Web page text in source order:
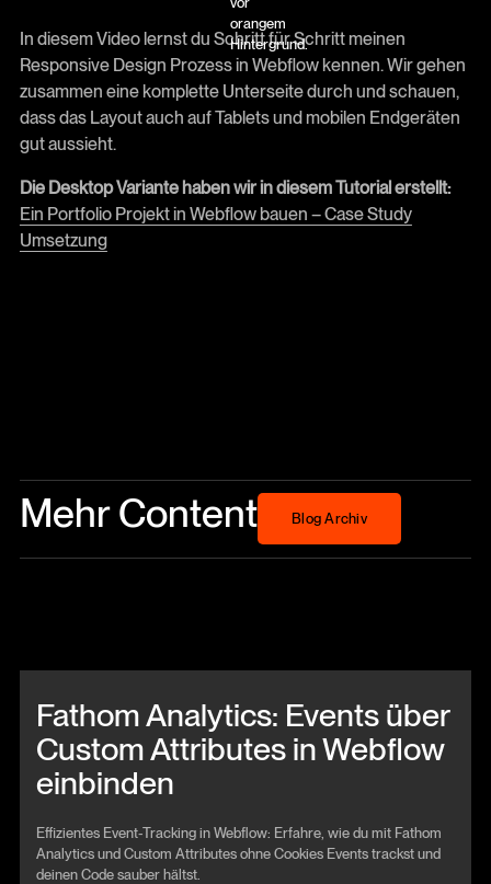
In diesem Video lernst du Schritt für Schritt meinen
Responsive Design Prozess in Webflow kennen. Wir gehen
zusammen eine komplette Unterseite durch und schauen,
dass das Layout auch auf Tablets und mobilen Endgeräten
gut aussieht.
Die Desktop Variante haben wir in diesem Tutorial erstellt:
Ein Portfolio Projekt in Webflow bauen – Case Study
Umsetzung
Mehr Content Blog Archiv
Blog Archiv
Fathom Analytics: Events über
Custom Attributes in Webflow
einbinden
Effizientes Event-Tracking in Webflow: Erfahre, wie du mit Fathom
Analytics und Custom Attributes ohne Cookies Events trackst und
deinen Code sauber hältst.